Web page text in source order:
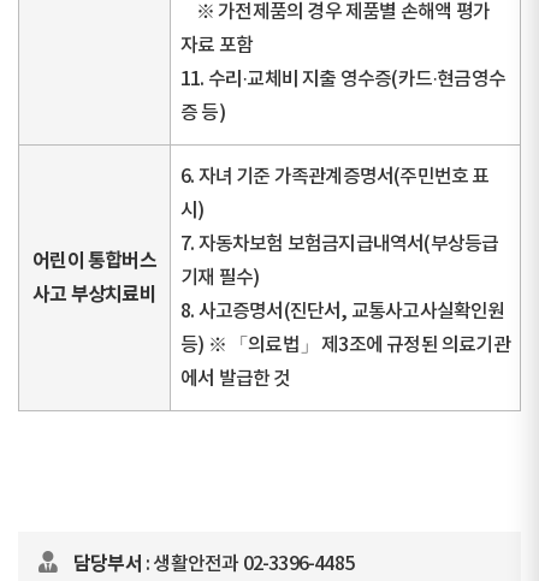
※ 가전제품의 경우 제품별 손해액 평가
자료 포함
11. 수리·교체비 지출 영수증(카드·현금영수
증 등)
어린이 통합버스
사고 부상치료비
6. 자녀 기준 가족관계증명서(주민번호 표
시)
7. 자동차보험 보험금지급내역서(부상등급
기재 필수)
8. 사고증명서(진단서, 교통사고사실확인원
등) ※ 「의료법」 제3조에 규정된 의료기관
에서 발급한 것
담당부서 : 생활안전과 02-3396-4485